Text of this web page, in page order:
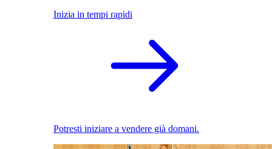
Inizia in tempi rapidi
Potresti iniziare a vendere già domani.